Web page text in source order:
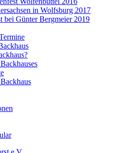
in Wolfsburg 2017
bei Günter Bergmeier 2019